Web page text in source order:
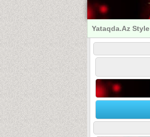
Yataqda.Az Style